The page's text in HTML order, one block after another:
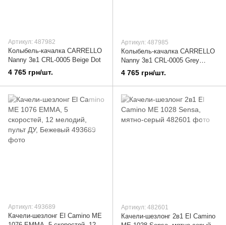
Артикул: 487982
Колыбель-качалка CARRELLO
Nanny 3в1 CRL-0005 Beige Dot
4 765 грн/шт.
Артикул: 487985
Колыбель-качалка CARRELLO
Nanny 3в1 CRL-0005 Grey
Planet
4 765 грн/шт.
Артикул: 493689
Качели-шезлонг El Camino ME
Артикул: 482601
Качели-шезлонг 2в1 El Camino